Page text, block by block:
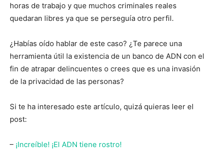
horas de trabajo y que muchos criminales reales
quedaran libres ya que se perseguía otro perfil.
¿Habías oído hablar de este caso? ¿Te parece una
herramienta útil la existencia de un banco de ADN con el
fin de atrapar delincuentes o crees que es una invasión
de la privacidad de las personas?
Si te ha interesado este artículo, quizá quieras leer el
post:
– ¡Increíble! ¡El ADN tiene rostro!